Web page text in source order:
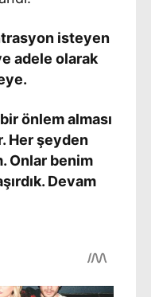
isteyen
adele olarak
önlem alması
Her şeyden
Onlar benim
Devam